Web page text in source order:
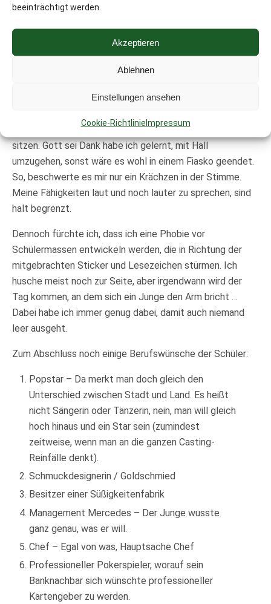
beeinträchtigt werden.
Akzeptieren
Ablehnen
Einstellungen ansehen
Cookie-RichtlinieImpressum
sich jedoch in zwei Teile. Der vordere war fasziniert, der
nicht gerade begeistert, weitere 45 Minuten still zu
sitzen. Gott sei Dank habe ich gelernt, mit Hall
umzugehen, sonst wäre es wohl in einem Fiasko geendet.
So, beschwerte es mir nur ein Krächzen in der Stimme.
Meine Fähigkeiten laut und noch lauter zu sprechen, sind
halt begrenzt.
Dennoch fürchte ich, dass ich eine Phobie vor
Schülermassen entwickeln werden, die in Richtung der
mitgebrachten Sticker und Lesezeichen stürmen. Ich
husche meist noch zur Seite, aber irgendwann wird der
Tag kommen, an dem sich ein Junge den Arm bricht …
Dabei habe ich immer genug dabei, damit auch niemand
leer ausgeht.
Zum Abschluss noch einige Berufswünsche der Schüler:
Popstar – Da merkt man doch gleich den
Unterschied zwischen Stadt und Land. Es heißt
nicht Sängerin oder Tänzerin, nein, man will gleich
hoch hinaus und ein Star sein (zumindest
zeitweise, wenn man an die ganzen Casting-
Reinfälle denkt).
Schmuckdesignerin / Goldschmied
Besitzer einer Süßigkeitenfabrik
Management Mercedes – Der Junge wusste
ganz genau, was er will.
Chef – Egal von was, Hauptsache Chef
Professioneller Pokerspieler, worauf sein
Banknachbar sich wünschte professioneller
Kartengeber zu werden.